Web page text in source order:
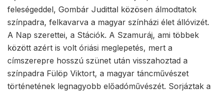
feleségeddel, Gombár Judittal közösen álmodtatok
színpadra, felkavarva a magyar színházi élet állóvizét.
A Nap szerettei, a Stációk. A Szamuráj, ami többek
között azért is volt óriási meglepetés, mert a
címszerepre hosszú szünet után visszahoztad a
színpadra Fülöp Viktort, a magyar táncművészet
történetének legnagyobb előadóművészét. Sorjáztak a